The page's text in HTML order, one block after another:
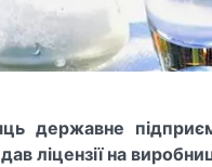
державне
ліцензії на